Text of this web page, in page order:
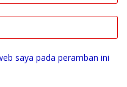
saya pada peramban ini